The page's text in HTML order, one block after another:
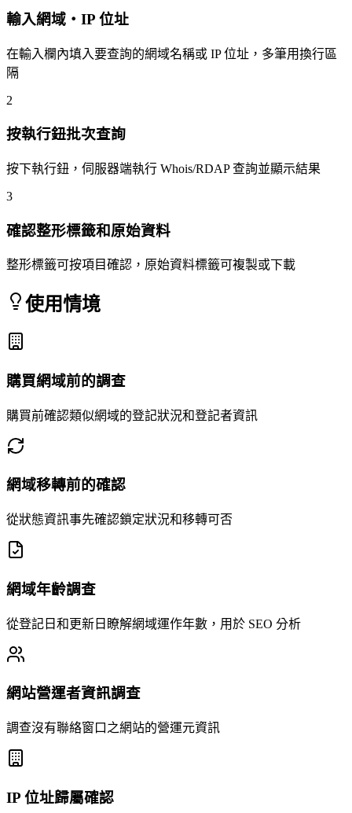
輸入網域・IP 位址
在輸入欄內填入要查詢的網域名稱或 IP 位址，多筆用換行區
隔
2
按執行鈕批次查詢
按下執行鈕，伺服器端執行 Whois/RDAP 查詢並顯示結果
3
確認整形標籤和原始資料
整形標籤可按項目確認，原始資料標籤可複製或下載
使用情境
購買網域前的調查
購買前確認類似網域的登記狀況和登記者資訊
網域移轉前的確認
從狀態資訊事先確認鎖定狀況和移轉可否
網域年齡調查
從登記日和更新日瞭解網域運作年數，用於 SEO 分析
網站營運者資訊調查
調查沒有聯絡窗口之網站的營運元資訊
IP 位址歸屬確認